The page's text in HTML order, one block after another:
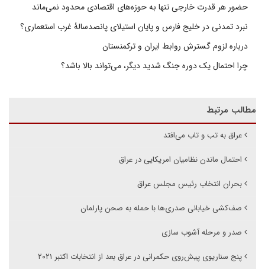
حضور هر قدرت خارجی تنها به حوزه‌های اقتصادی محدود نمی‌ماند
نبرد تمدنی در خلیج فارس و پایان استیلای پانصدسالۀ غرب استعماری؟
درباره لزوم گسترش روابط ایران و ترکمنستان
چرا احتمال یک دوره جنگ شدید دیگر، می‌تواند بالا باشد؟
مطالب مرتبط
عراق به تب و تاب می‌افتد
احتمال ماندن نظامیان امریکایی در عراق
بحران انتخاب رئیس مجلس عراق
صف‌کشی خیابانی صدری‌ها با حمله به صحن پارلمان
صدر و مرحله آشوب سازی
پنج سناریوی پیش‌روی حکمرانی در عراق بعد از انتخابات اکتبر ۲۰۲۱